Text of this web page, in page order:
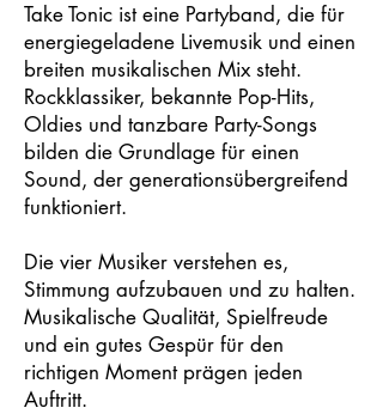
Take Tonic ist eine Partyband, die für
energiegeladene Livemusik und einen
breiten musikalischen Mix steht.
Rockklassiker, bekannte Pop-Hits,
Oldies und tanzbare Party-Songs
bilden die Grundlage für einen
Sound, der generationsübergreifend
funktioniert.
Die vier Musiker verstehen es,
Stimmung aufzubauen und zu halten.
Musikalische Qualität, Spielfreude
und ein gutes Gespür für den
richtigen Moment prägen jeden
Auftritt.